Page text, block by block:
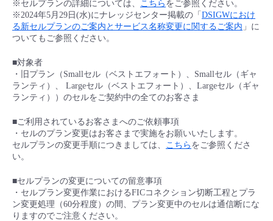
※セルプランの詳細については、 こちら をご参照ください。
※2024年5月29日(水)にナレッジセンター掲載の「 DSIGWにおけ
る新セルプランのご案内とサービス名称変更に関するご案内 」に
ついてもご参照ください。
■対象者
・旧プラン（Smallセル（ベストエフォート）、Smallセル（ギャ
ランティ）、 Largeセル（ベストエフォート）、Largeセル（ギャ
ランティ））のセルをご契約中の全てのお客さま
■ご利用されているお客さまへのご依頼事項
・セルのプラン変更はお客さまで実施をお願いいたします。
セルプランの変更手順につきましては、 こちら をご参照くださ
い。
■セルプランの変更についての留意事項
・セルプラン変更作業におけるFICコネクション切断工程とプラ
ン変更処理（60分程度）の間、プラン変更中のセルは通信断にな
りますのでご注意ください。